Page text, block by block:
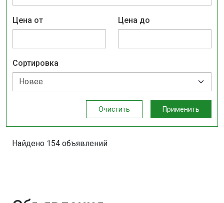
Цена от Цена до
Сортировка
Очистить Применить
Найдено 154 объявлений